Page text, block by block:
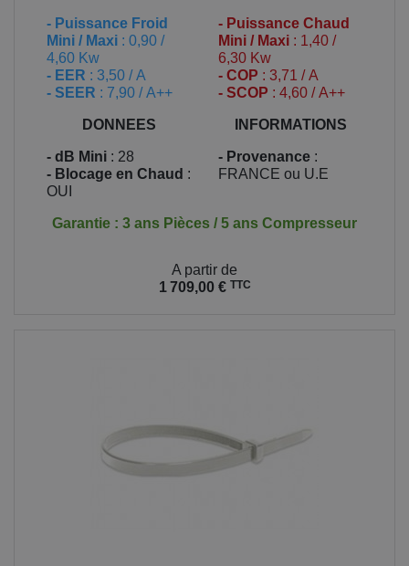
- Puissance Froid
Mini / Maxi : 0,90 /
4,60 Kw
- EER : 3,50 / A
- SEER : 7,90 / A++
- Puissance Chaud
Mini / Maxi : 1,40 /
6,30 Kw
- COP : 3,71 / A
- SCOP : 4,60 / A++
DONNEES
- dB Mini : 28
- Blocage en Chaud :
OUI
INFORMATIONS
- Provenance :
FRANCE ou U.E
Garantie : 3 ans Pièces / 5 ans Compresseur
A partir de
1 709,00 € TTC